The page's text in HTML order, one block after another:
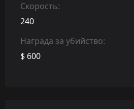
Скорость:
240
Награда за убийство:
$ 600